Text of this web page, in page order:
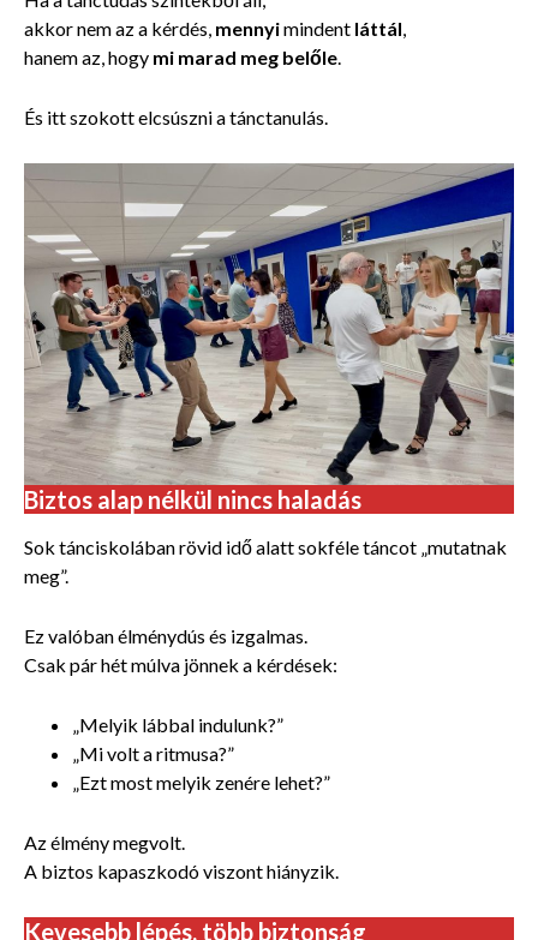
akkor nem az a kérdés, mennyimindent láttál,
hanem az, hogy mi marad meg belőle.
És itt szokott elcsúszni a tánctanulás.
Biztos alap nélkül nincs haladás
Sok tánciskolában rövid idő alatt sokféle táncot „mutatnak
meg”.
Ez valóban élménydús és izgalmas.
Csak pár hét múlva jönnek a kérdések:
„Melyik lábbal indulunk?”
„Mi volt a ritmusa?”
„Ezt most melyik zenére lehet?”
Az élmény megvolt.
A biztos kapaszkodó viszont hiányzik.
Kevesebb lépés, több biztonság